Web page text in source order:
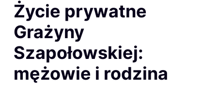
Życie prywatne
Grażyny
Szapołowskiej:
mężowie i rodzina